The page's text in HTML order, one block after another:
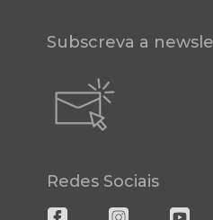
Subscreva a
Redes Sociais